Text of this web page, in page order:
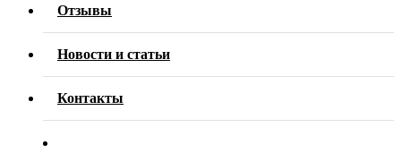
Отзывы
Новости и статьи
Контакты